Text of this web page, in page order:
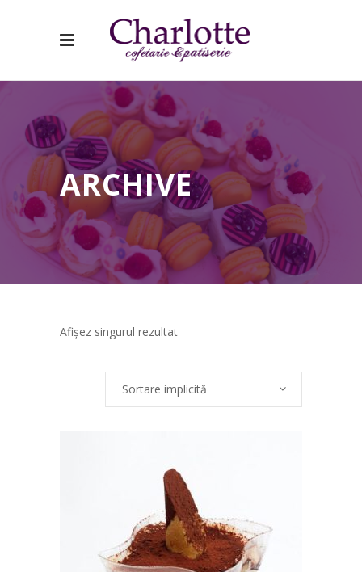
ARCHIVE
Afișez singurul rezultat
Sortare implicită